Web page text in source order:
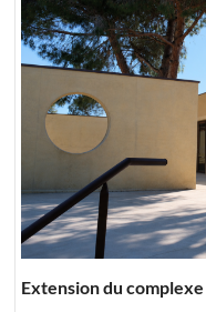
Extension du